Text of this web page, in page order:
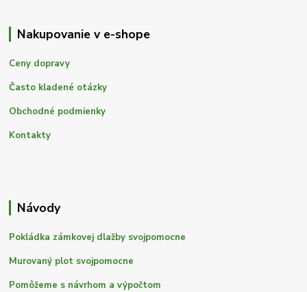
Nakupovanie v e-shope
Ceny dopravy
Často kladené otázky
Obchodné podmienky
Kontakty
Návody
Pokládka zámkovej dlažby svojpomocne
Murovaný plot svojpomocne
Pomôžeme s návrhom a výpočtom